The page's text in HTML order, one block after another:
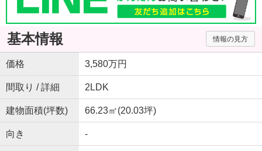
基本情報 情報の見方
価格 3,580万円
間取り / 詳細 2LDK
建物面積(坪数) 66.23㎡(20.03坪)
向き -